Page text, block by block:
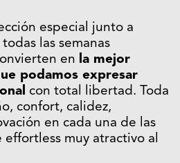
especial junto a
las semanas
en la mejor
podamos expresar
con total libertad. Toda
confort, calidez,
en cada una de las
effortless muy atractivo al